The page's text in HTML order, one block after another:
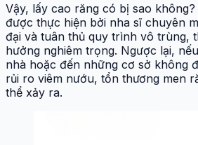
Vậy, lấy cao răng có bị sao
được thực hiện bởi nha sĩ chuyên
đại và tuân thủ quy trình vô trùng,
hưởng nghiêm trọng. Ngược lại,
nhà hoặc đến những cơ sở không
rủi ro viêm nướu, tổn thương men
thể xảy ra.